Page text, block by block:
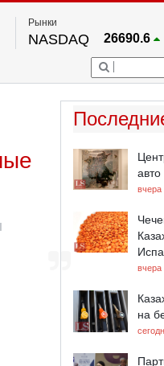
Рынки
NASDAQ 26690.6
FTSE 100 67.17
54036.9
S&P 500
24595.2
вчера
вчера
на